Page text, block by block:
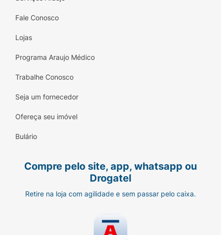
Fale Conosco
Lojas
Programa Araujo Médico
Trabalhe Conosco
Seja um fornecedor
Ofereça seu imóvel
Bulário
Compre pelo site, app, whatsapp ou
Drogatel
Retire na loja com agilidade e sem passar pelo caixa.